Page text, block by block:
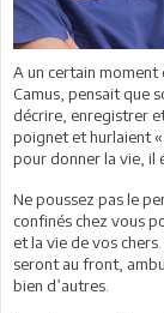
A un certain moment
Camus, pensait que
décrire, enregistrer
poignet et hurlaient «
pour donner la vie, il
Ne poussez pas le
confinés chez vous
et la vie de vos
seront au front,
bien d’autres.